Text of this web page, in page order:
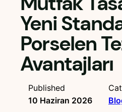
Yeni
Porselen
Avantajları
Published
10 Haziran 2026